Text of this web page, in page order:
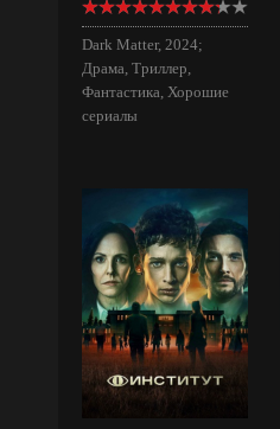
Dark Matter, 2024;
Драма, Триллер,
Фантастика, Хорошие
сериалы